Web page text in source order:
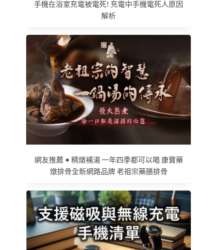
手機在浴室充電被電死! 充電中手機電死人原因
解析
網友推薦 • 精燉補湯 一年四季都可以喝 康寶藥
燉排骨全新網路品牌 老祖宗藥膳排骨